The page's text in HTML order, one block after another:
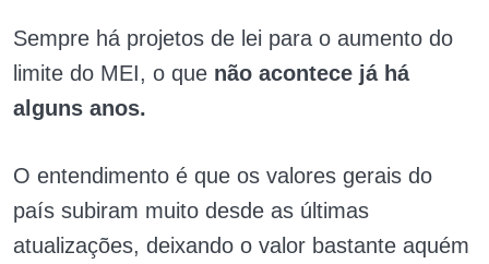
Sempre há projetos de lei para o aumento do
limite do MEI, o que não acontece já há
alguns anos.
O entendimento é que os valores gerais do
país subiram muito desde as últimas
atualizações, deixando o valor bastante aquém